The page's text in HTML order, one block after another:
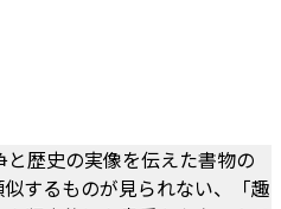
歴史の実像を伝えた書物の
するものが見られない、「趣